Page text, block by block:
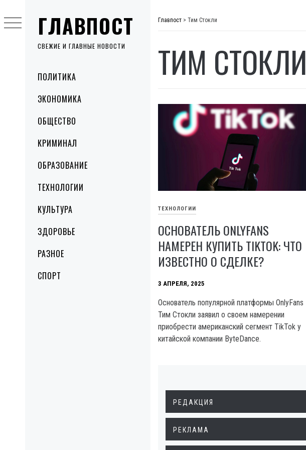
ГЛАВПОСТ
СВЕЖИЕ И ГЛАВНЫЕ НОВОСТИ
MenuПОЛИТИКА
ЭКОНОМИКА
ОБЩЕСТВО
КРИМИНАЛ
ОБРАЗОВАНИЕ
ТЕХНОЛОГИИ
КУЛЬТУРА
ЗДОРОВЬЕ
РАЗНОЕ
СПОРТ
to
content
Главпост > Тим Стокли
ТИМ СТОКЛИ
ТЕХНОЛОГИИ
ОСНОВАТЕЛЬ ONLYFANS
НАМЕРЕН КУПИТЬ TIKTOK: ЧТО
ИЗВЕСТНО О СДЕЛКЕ?
3 АПРЕЛЯ, 2025
Основатель популярной платформы OnlyFans
Тим Стокли заявил о своем намерении
приобрести американский сегмент TikTok у
китайской компании ByteDance.
РЕДАКЦИЯ
РЕКЛАМА